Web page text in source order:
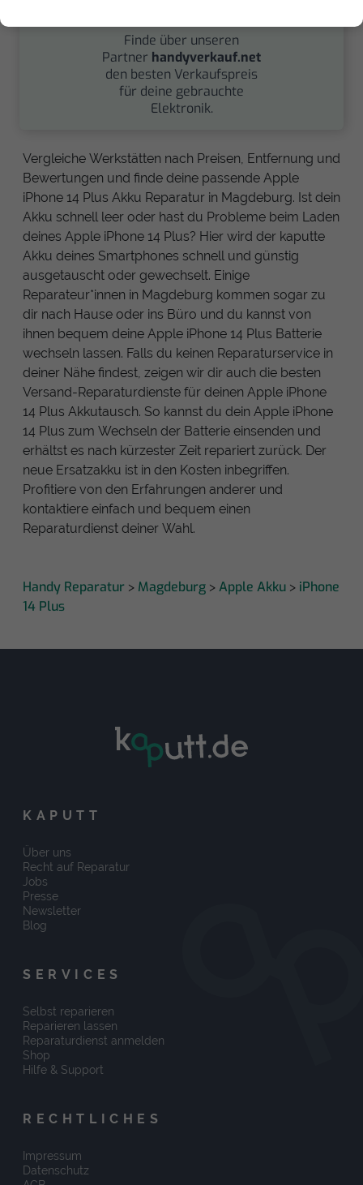
Finde über unseren
Partner handyverkauf.net
den besten Verkaufspreis
für deine gebrauchte
Elektronik.
Vergleiche Werkstätten nach Preisen, Entfernung und
Bewertungen und finde deine passende Apple
iPhone 14 Plus Akku Reparatur in Magdeburg. Ist dein
Akku schnell leer oder hast du Probleme beim Laden
deines Apple iPhone 14 Plus? Hier wird der kaputte
Akku deines Smartphones schnell und günstig
ausgetauscht oder gewechselt. Einige
Reparateur*innen in Magdeburg kommen sogar zu
dir nach Hause oder ins Büro und du kannst von
ihnen bequem deine Apple iPhone 14 Plus Batterie
wechseln lassen. Falls du keinen Reparaturservice in
deiner Nähe findest, zeigen wir dir auch die besten
Versand-Reparaturdienste für deinen Apple iPhone
14 Plus Akkutausch. So kannst du dein Apple iPhone
14 Plus zum Wechseln der Batterie einsenden und
erhältst es nach kürzester Zeit repariert zurück. Der
neue Ersatzakku ist in den Kosten inbegriffen.
Profitiere von den Erfahrungen anderer und
kontaktiere einfach und bequem einen
Reparaturdienst deiner Wahl.
Handy Reparatur > Magdeburg > Apple Akku > iPhone
14 Plus
KAPUTT
Über uns
Recht auf Reparatur
Jobs
Presse
Newsletter
Blog
SERVICES
Selbst reparieren
Reparieren lassen
Reparaturdienst anmelden
Shop
Hilfe & Support
RECHTLICHES
Impressum
Datenschutz